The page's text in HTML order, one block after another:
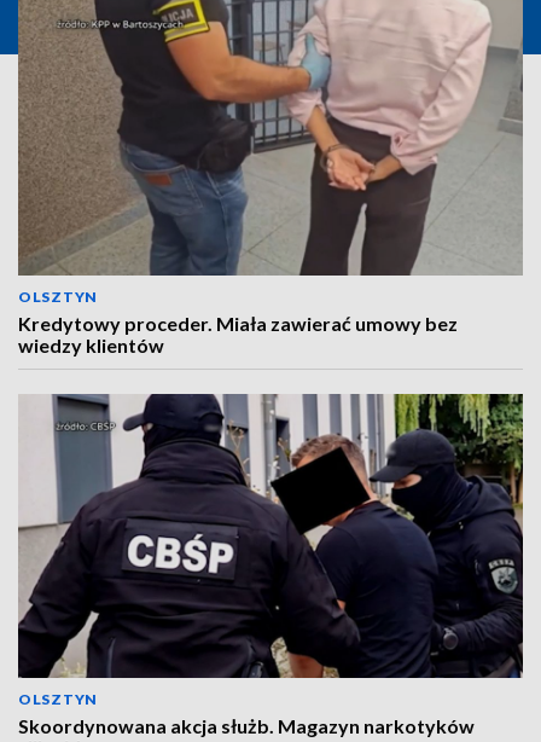
OLSZTYN
Kredytowy proceder. Miała zawierać umowy bez
wiedzy klientów
OLSZTYN
Skoordynowana akcja służb. Magazyn narkotyków